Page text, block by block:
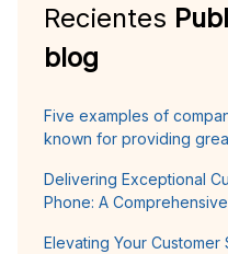
Recientes
blog
Five examples of
known for providing
Delivering Exceptional
Phone: A
Elevating Your